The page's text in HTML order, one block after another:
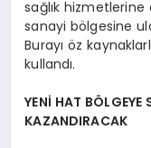
sağlık
sanayi bölgesine
Burayı öz
kullandı.
YENİ HAT
KAZANDIRACAK